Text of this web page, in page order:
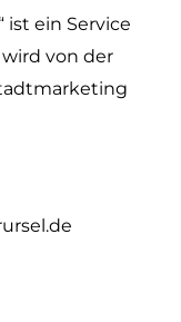
ist ein Service
von der